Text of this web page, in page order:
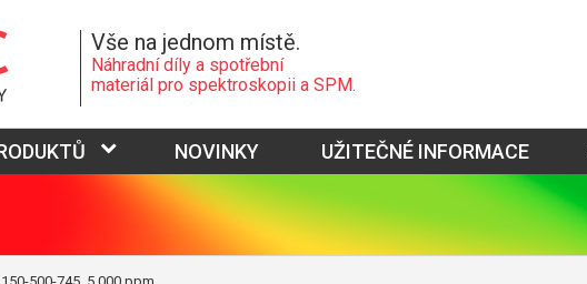
Vše na jednom místě.
Náhradní díly a spotřební
materiál pro spektroskopii a SPM.
NOVINKY UŽITEČNÉ INFORMACE